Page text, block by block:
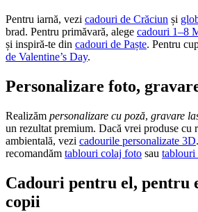
Pentru iarnă, vezi cadouri de Crăciun și
brad. Pentru primăvară, alege cadouri 1–8
și inspiră-te din cadouri de Paște. Pentru
de Valentine’s Day.
Personalizare foto,
Realizăm personalizare cu poză, gravare
un rezultat premium. Dacă vrei produse cu
ambientală, vezi cadourile personalizate 3D
recomandăm tablouri colaj foto sau tablouri
Cadouri pentru el, pentru
copii